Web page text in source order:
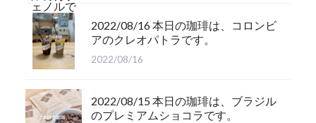
2022/08/16 本日の珈琲は、コロンビ
アのクレオパトラです。
2022/08/16
2022/08/15 本日の珈琲は、ブラジル
のプレミアムショコラです。